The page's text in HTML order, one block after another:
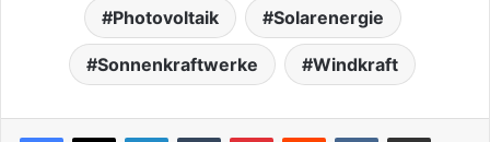
Photovoltaik Solarenergie
Sonnenkraftwerke Windkraft